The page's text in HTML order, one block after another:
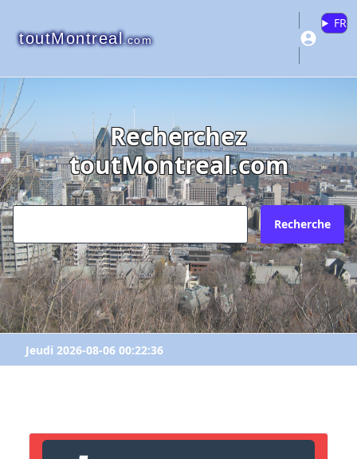
toutMontreal.com
FR
Recherchez
toutMontreal.com
Recherche
Jeudi 2026-08-06 00:22:36